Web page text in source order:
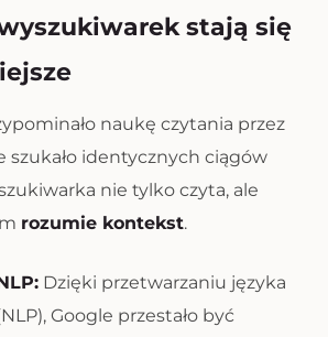
stają się
naukę czytania przez
szukało identycznych ciągów
nie tylko czyta, ale
rozumie kontekst.
Dzięki przetwarzaniu języka
Google przestało być